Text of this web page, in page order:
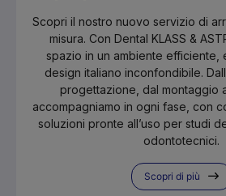
Scopri il nostro nuovo servizio di
misura. Con Dental KLASS &
spazio in un ambiente efficiente,
design italiano inconfondibile.
progettazione, dal montaggio
accompagniamo in ogni fase, con
soluzioni pronte all’uso per studi
odontotecnici.
Scopri di più